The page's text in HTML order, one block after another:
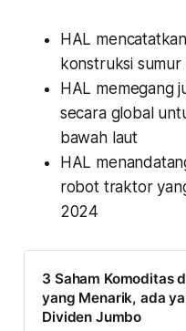
HAL
konstruksi
HAL memegang
secara global
bawah laut
HAL
robot traktor
2024
3 Saham Komoditas
yang Menarik, ada
Dividen Jumbo